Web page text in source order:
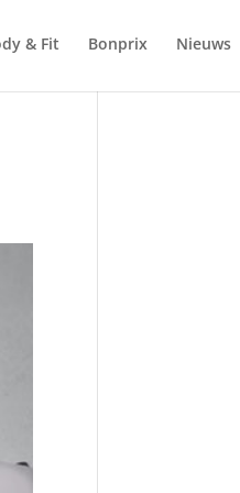
& Fit Bonprix Nieuws